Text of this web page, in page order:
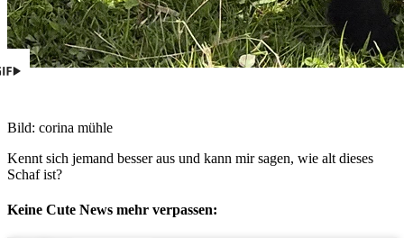
Bild: corina mühle
Kennt sich jemand besser aus und kann mir sagen, wie alt dieses
Schaf ist?
Keine Cute News mehr verpassen: